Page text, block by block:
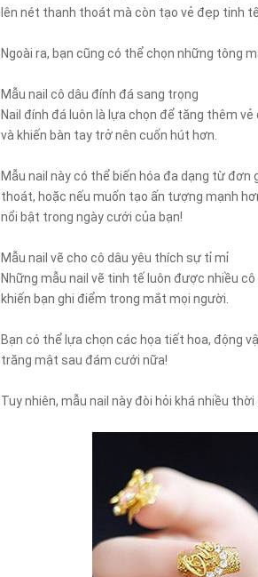
lên nét thanh thoát mà còn tạo vẻ đẹp tinh
Ngoài ra, bạn cũng có thể chọn những tông
Mẫu nail cô dâu đính đá sang trọng
Nail đính đá luôn là lựa chọn để tăng thêm
và khiến bàn tay trở nên cuốn hút hơn.
Mẫu nail này có thể biến hóa đa dạng từ
thoát, hoặc nếu muốn tạo ấn tượng mạnh
nổi bật trong ngày cưới của bạn!
Mẫu nail vẽ cho cô dâu yêu thích sự tỉ mỉ
Những mẫu nail vẽ tinh tế luôn được nhiều
khiến bạn ghi điểm trong mắt mọi người.
Bạn có thể lựa chọn các họa tiết hoa, động
trăng mật sau đám cưới nữa!
Tuy nhiên, mẫu nail này đòi hỏi khá nhiều